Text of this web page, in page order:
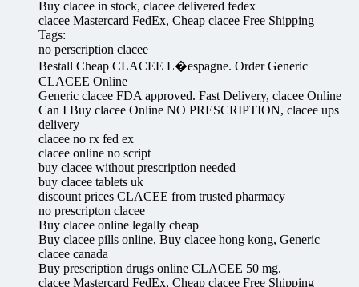
Buy clacee in stock, clacee delivered fedex
clacee Mastercard FedEx, Cheap clacee Free Shipping
Tags:
no perscription clacee
Bestall Cheap CLACEE L�espagne. Order Generic
CLACEE Online
Generic clacee FDA approved. Fast Delivery, clacee Online
Can I Buy clacee Online NO PRESCRIPTION, clacee ups
delivery
clacee no rx fed ex
clacee online no script
buy clacee without prescription needed
buy clacee tablets uk
discount prices CLACEE from trusted pharmacy
no prescripton clacee
Buy clacee online legally cheap
Buy clacee pills online, Buy clacee hong kong, Generic
clacee canada
Buy prescription drugs online CLACEE 50 mg.
clacee Mastercard FedEx, Cheap clacee Free Shipping